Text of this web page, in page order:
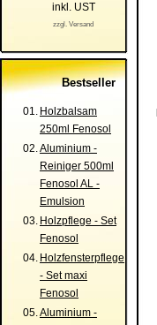
inkl. UST
zzgl. Versand
Bestseller
01. Holzbalsam
250ml Fenosol
02.Aluminium -
Reiniger 500ml
Fenosol AL -
Emulsion
03. Holzpflege - Set
Fenosol
04. Holzfensterpflege
- Set maxi
Fenosol
05.Aluminium -